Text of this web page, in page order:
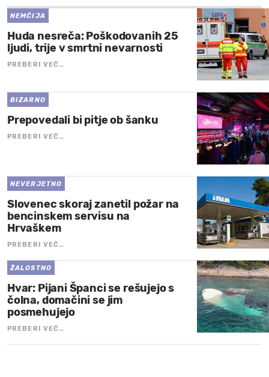
NEMČIJA
Huda nesreča: Poškodovanih 25
ljudi, trije v smrtni nevarnosti
PREBERI VEČ…
BIZARNO
Prepovedali bi pitje ob šanku
PREBERI VEČ…
NEVERJETNO
Slovenec skoraj zanetil požar na
bencinskem servisu na
Hrvaškem
PREBERI VEČ…
ŽALOSTNO
Hvar: Pijani Španci se rešujejo s
čolna, domačini se jim
posmehujejo
PREBERI VEČ…